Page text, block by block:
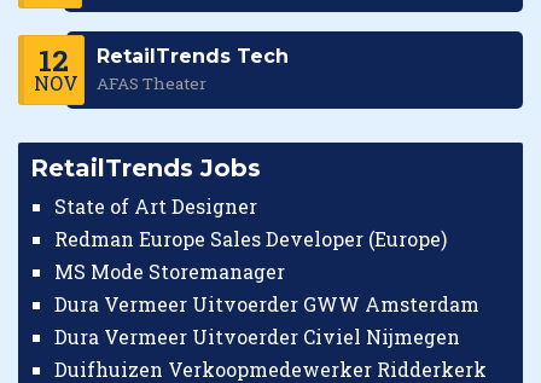
12
NOV
RetailTrends Tech
AFAS Theater
RetailTrends Jobs
State of Art Designer
Redman Europe Sales Developer (Europe)
MS Mode Storemanager
Dura Vermeer Uitvoerder GWW Amsterdam
Dura Vermeer Uitvoerder Civiel Nijmegen
Duifhuizen Verkoopmedewerker Ridderkerk